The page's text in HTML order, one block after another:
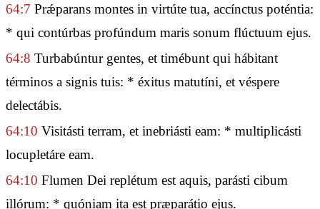
64:7 Prǽparans montes in virtúte tua, accínctus poténtia:
* qui contúrbas profúndum maris sonum flúctuum ejus.
64:8 Turbabúntur gentes, et timébunt qui hábitant
términos a signis tuis: * éxitus matutíni, et véspere
delectábis.
64:10 Visitásti terram, et inebriásti eam: * multiplicásti
locupletáre eam.
64:10 Flumen Dei replétum est aquis, parásti cibum
illórum: * quóniam ita est præparátio ejus.